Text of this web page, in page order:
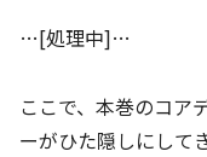
…[処理中]…
ここで、本巻のコア
ーがひた隠しにして